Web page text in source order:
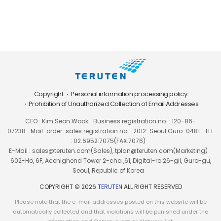
Copyright
Personal information processing policy
Prohibition of Unauthorized Collection of Email Addresses
CEO : Kim Seon Wook
Business registration no. : 120-86-
07238
Mail-order-sales registration no. : 2012-Seoul Guro-0481
TEL
: 02.6952.7075(FAX.7076)
E-Mail : sales@teruten.com(Sales), tplan@teruten.com(Marketing)
602-Ho, 6F, Acehighend Tower 2-cha ,61, Digital-ro 26-gil, Guro-gu,
Seoul, Republic of Korea
COPYRIGHT © 2026 TERUTEN ALL RIGHT RESERVED
Please note that the e-mail addresses posted on this website will be
automatically collected and that violations will be punished under the